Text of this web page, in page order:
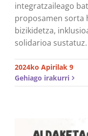
integratzaileago
proposamen sorta
bizikidetza,
solidarioa sustatuz.
2024ko Apirilak 9
Gehiago irakurri